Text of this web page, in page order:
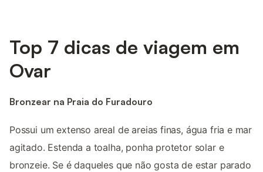
Top 7 dicas de viagem em
Ovar
Bronzear na Praia do Furadouro
Possui um extenso areal de areias finas, água fria e mar
agitado. Estenda a toalha, ponha protetor solar e
bronzeie. Se é daqueles que não gosta de estar parado